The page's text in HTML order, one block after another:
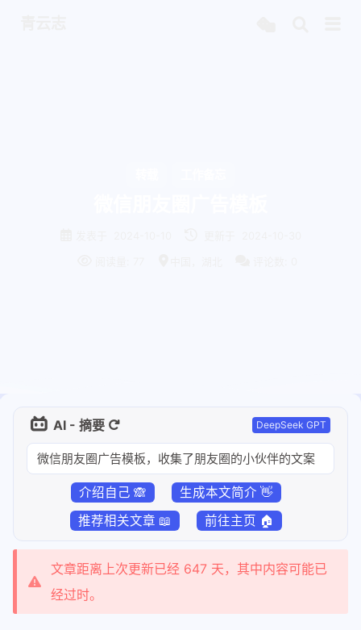
AI - 摘要 DeepSeek GPT
微信朋友圈广告模板，收集了朋友圈的小伙伴的文案
介绍自己 🙈
生成本文简介 👋
推荐相关文章 📖
前往主页 🏠
文章距离上次更新已经 647 天，其中内容可能已
经过时。